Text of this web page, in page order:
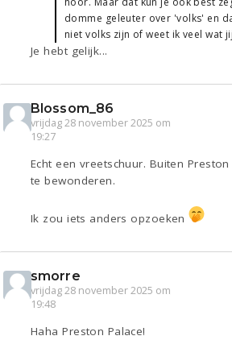
domme geleuter over 'volks' en
niet volks zijn of weet ik veel wat
Je hebt gelijk...
Blossom_86
vrijdag 28 november 2025 om
19:27
Echt een vreetschuur. Buiten
te bewonderen.
Ik zou iets anders opzoeken
smorre
vrijdag 28 november 2025 om
19:48
Haha Preston Palace!